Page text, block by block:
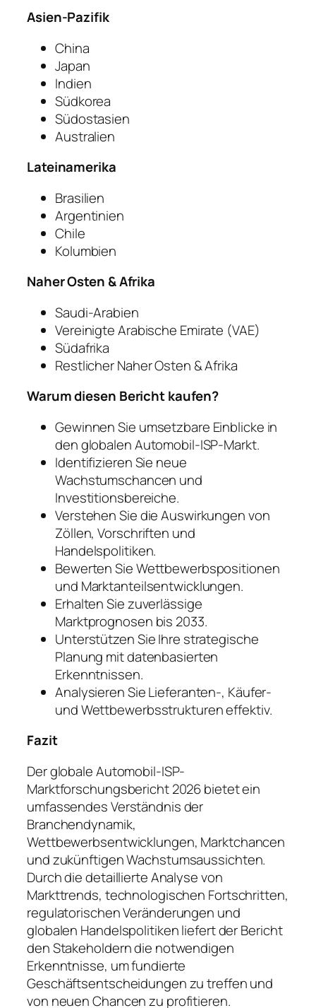
Asien-Pazifik
China
Japan
Indien
Südkorea
Südostasien
Australien
Lateinamerika
Brasilien
Argentinien
Chile
Kolumbien
Naher Osten & Afrika
Saudi-Arabien
Vereinigte Arabische Emirate (VAE)
Südafrika
Restlicher Naher Osten & Afrika
Warum diesen Bericht kaufen?
Gewinnen Sie umsetzbare Einblicke in
den globalen Automobil-ISP-Markt.
Identifizieren Sie neue
Wachstumschancen und
Investitionsbereiche.
Verstehen Sie die Auswirkungen von
Zöllen, Vorschriften und
Handelspolitiken.
Bewerten Sie Wettbewerbspositionen
und Marktanteilsentwicklungen.
Erhalten Sie zuverlässige
Marktprognosen bis 2033.
Unterstützen Sie Ihre strategische
Planung mit datenbasierten
Erkenntnissen.
Analysieren Sie Lieferanten-, Käufer-
und Wettbewerbsstrukturen effektiv.
Fazit
Der globale Automobil-ISP-
Marktforschungsbericht 2026 bietet ein
umfassendes Verständnis der
Branchendynamik,
Wettbewerbsentwicklungen, Marktchancen
und zukünftigen Wachstumsaussichten.
Durch die detaillierte Analyse von
Markttrends, technologischen Fortschritten,
regulatorischen Veränderungen und
globalen Handelspolitiken liefert der Bericht
den Stakeholdern die notwendigen
Erkenntnisse, um fundierte
Geschäftsentscheidungen zu treffen und
von neuen Chancen zu profitieren.